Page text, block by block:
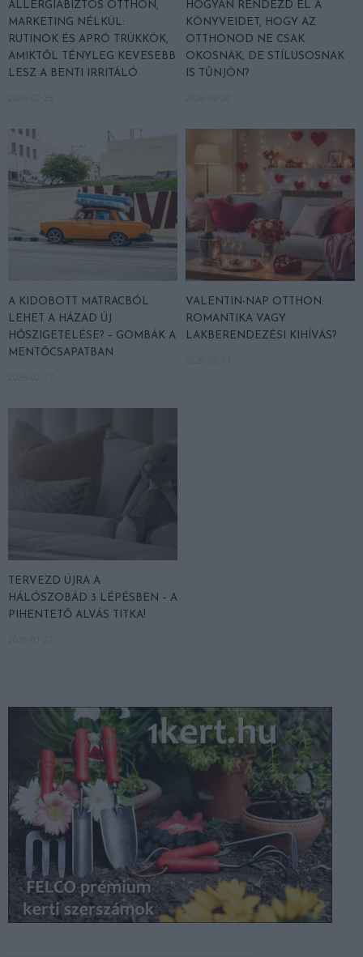
ALLERGIABIZTOS OTTHON,
MARKETING NÉLKÜL:
RUTINOK ÉS APRÓ TRÜKKÖK,
AMIKTŐL TÉNYLEG KEVESEBB
LESZ A BENTI IRRITÁLÓ
HOGYAN RENDEZD EL A
KÖNYVEIDET, HOGY AZ
OTTHONOD NE CSAK
OKOSNAK, DE STÍLUSOSNAK
IS TŰNJÖN?
A KIDOBOTT MATRACBÓL
LEHET A HÁZAD ÚJ
HŐSZIGETELÉSE? – GOMBÁK A
MENTŐCSAPATBAN
VALENTIN-NAP OTTHON:
ROMANTIKA VAGY
LAKBERENDEZÉSI KIHÍVÁS?
TERVEZD ÚJRA A
HÁLÓSZOBÁD 3 LÉPÉSBEN – A
PIHENTETŐ ALVÁS TITKA!